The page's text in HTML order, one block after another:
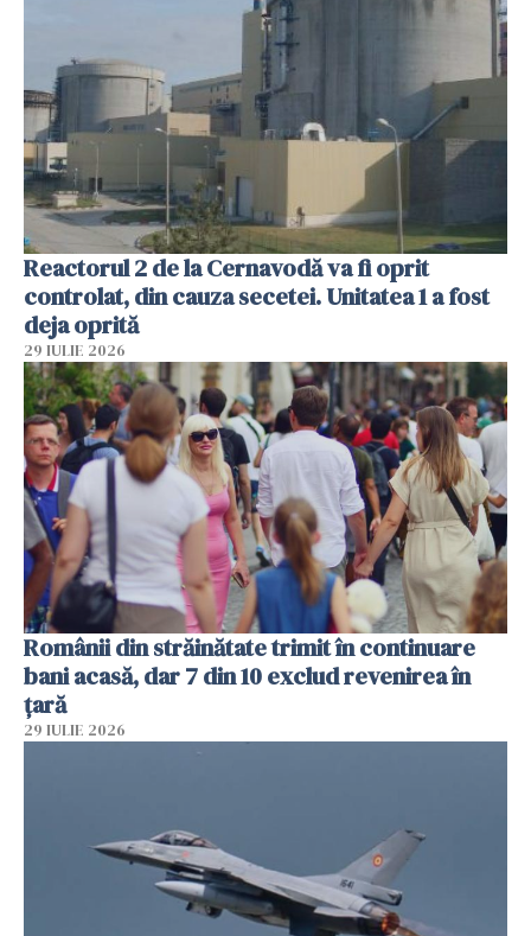
Reactorul 2 de la Cernavodă va fi oprit
controlat, din cauza secetei. Unitatea 1 a fost
deja oprită
29 IULIE 2026
Românii din străinătate trimit în continuare
bani acasă, dar 7 din 10 exclud revenirea în
țară
29 IULIE 2026